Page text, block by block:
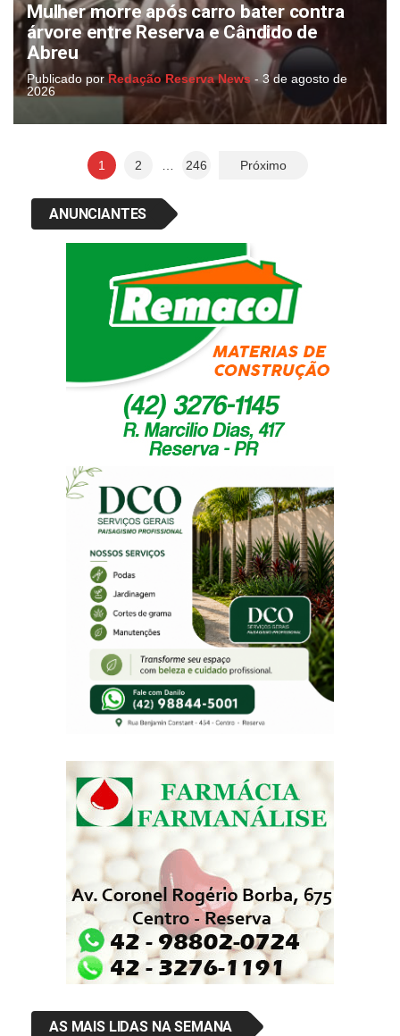
Mulher morre após carro bater contra
árvore entre Reserva e Cândido de
Abreu
Publicado por Redação Reserva News - 3 de agosto de
2026
Paginação
de
posts
1 2 … 246 Próximo
ANUNCIANTES
AS MAIS LIDAS NA SEMANA